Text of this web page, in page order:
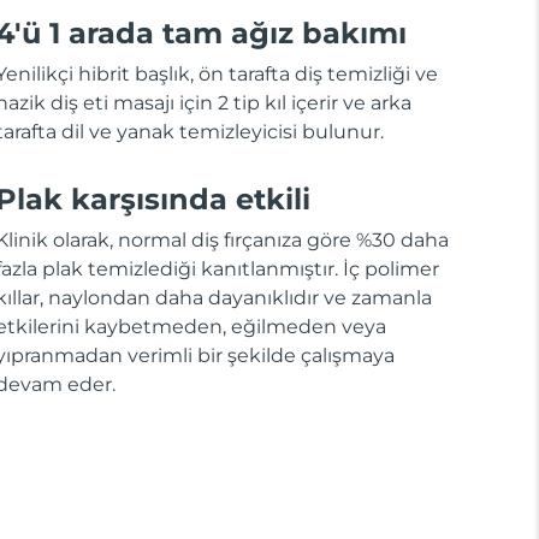
1 arada tam ağız bakımı
hibrit başlık, ön tarafta diş temizliği ve
diş eti masajı için 2 tip kıl içerir ve arka
dil ve yanak temizleyicisi bulunur.
karşısında etkili
olarak, normal diş fırçanıza göre %30 daha
plak temizlediği kanıtlanmıştır. İç polimer
naylondan daha dayanıklıdır ve zamanla
kaybetmeden, eğilmeden veya
verimli bir şekilde çalışmaya
eder.